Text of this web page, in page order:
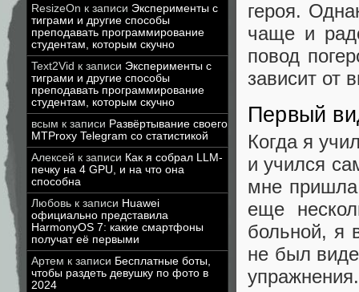
ResizeOn к записи Эксперименты с
тиграми и другие способы
преподавать программирование
студентам, которым скучно
Text2Vid к записи Эксперименты с
тиграми и другие способы
преподавать программирование
студентам, которым скучно
всым к записи Развёртывание своего
MTProxy Telegram со статистикой
Алексей к записи Как я собрал LLM-
печку на 4 GPU, и на что она
способна
Любовь к записи Huawei
официально представила
HarmonyOS 7: какие смартфоны
получат её первыми
Артем к записи Бесплатные боты,
чтобы раздеть девушку по фото в
2024
героя.
чаще и
повод
зависит от
Первый
Когда я
и учился
мне
еще
больной, я
не был
упражнения.